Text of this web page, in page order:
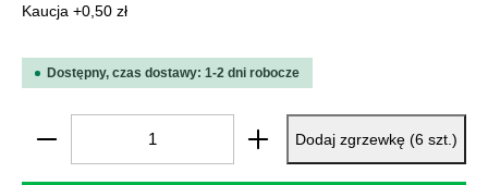
Kaucja +0,50 zł
Dostępny, czas dostawy: 1-2 dni robocze
Ilość produktu: Wprowadź żądaną ilość lub użyj
Dodaj zgrzewkę (6 szt.)